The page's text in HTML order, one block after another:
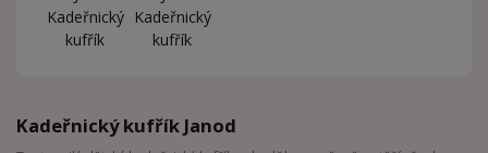
Kadeřnický kufřík Janod